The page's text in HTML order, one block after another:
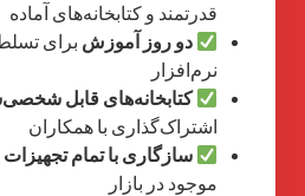
قدرتمند و کتابخانه‌های آماده
دو روز آموزش برای
نرم‌افزار
کتابخانه‌های قابل
اشتراک‌گذاری با همکاران
سازگاری با تمام تجهیزات
موجود در بازار